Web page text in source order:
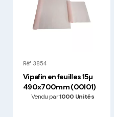
Réf 3854
Vipafin en feuilles 15µ
490x700mm (00I01)
Vendu par1000 Unités